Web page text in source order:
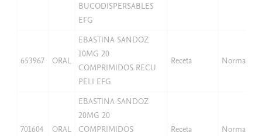
BUCODISPERSABLES
EFG
653967 ORAL
EBASTINA SANDOZ
10MG 20
COMPRIMIDOS RECU
PELI EFG
Receta Normal
701604 ORAL
EBASTINA SANDOZ
20MG 20
COMPRIMIDOS
Receta Normal